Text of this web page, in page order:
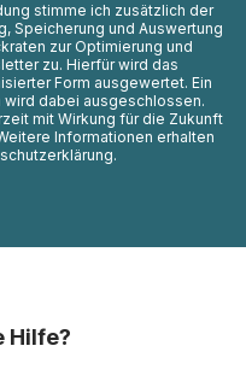
stimme ich zusätzlich der
Speicherung und Auswertung
zur Optimierung und
zu. Hierfür wird das
Form ausgewertet. Ein
dabei ausgeschlossen.
mit Wirkung für die Zukunft
Informationen erhalten
Hilfe?